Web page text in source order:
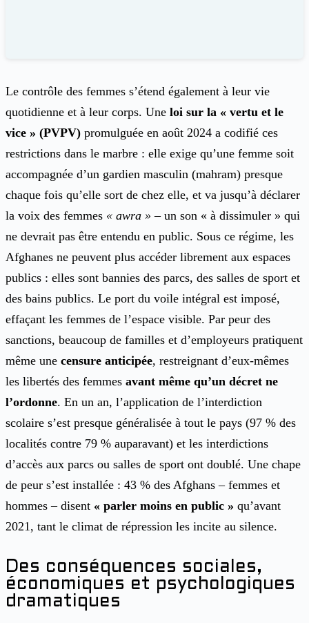
Le contrôle des femmes s’étend également à leur vie
quotidienne et à leur corps. Une loi sur la « vertu et le
vice » (PVPV) promulguée en août 2024 a codifié ces
restrictions dans le marbre : elle exige qu’une femme soit
accompagnée d’un gardien masculin (mahram) presque
chaque fois qu’elle sort de chez elle, et va jusqu’à déclarer
la voix des femmes « awra » – un son « à dissimuler » qui
ne devrait pas être entendu en public. Sous ce régime, les
Afghanes ne peuvent plus accéder librement aux espaces
publics : elles sont bannies des parcs, des salles de sport et
des bains publics. Le port du voile intégral est imposé,
effaçant les femmes de l’espace visible. Par peur des
sanctions, beaucoup de familles et d’employeurs pratiquent
même une censure anticipée, restreignant d’eux-mêmes
les libertés des femmes avant même qu’un décret ne
l’ordonne. En un an, l’application de l’interdiction
scolaire s’est presque généralisée à tout le pays (97 % des
localités contre 79 % auparavant) et les interdictions
d’accès aux parcs ou salles de sport ont doublé. Une chape
de peur s’est installée : 43 % des Afghans – femmes et
hommes – disent « parler moins en public » qu’avant
2021, tant le climat de répression les incite au silence.
Des conséquences sociales,
économiques et psychologiques
dramatiques